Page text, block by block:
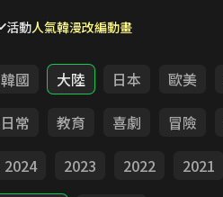
活動人氣韓漫改編動畫
韓國 大陸 日本 歐美
日常 教育 喜劇 冒險
2024 2023 2022 2021